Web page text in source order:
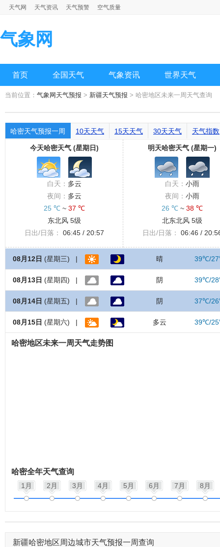
天气网 天气资讯 天气预警 空气质量
气象网
首页 全国天气 气象资讯 世界天气
当前位置： 气象网天气预报 > 新疆天气预报 > 哈密地区未来一周天气查询
哈密天气预报一周 10天天气 15天天气 30天天气 天气指数
今天哈密天气 (星期日)
白天： 多云
夜间： 多云
25 ℃~ 37 ℃
东北风 5级
日出/日落：
06:45 / 20:57
明天哈密天气 (星期一)
白天： 小雨
夜间： 小雨
26 ℃~ 38 ℃
北东北风 5级
日出/日落：
06:46 /
08月12日 (星期三) | 晴 39℃/
08月13日 (星期四) | 阴 39℃/
08月14日 (星期五) | 阴 37℃/
08月15日 (星期六) | 多云 39℃/
哈密地区未来一周天气走势图
哈密全年天气查询
1月 2月 3月 4月 5月 6月 7月 8月
新疆哈密地区周边城市天气预报一周查询